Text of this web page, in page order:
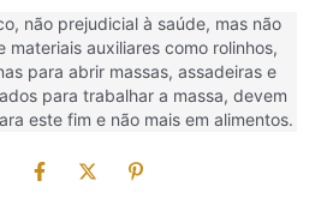
não prejudicial à saúde, mas não
materiais auxiliares como rolinhos,
para abrir massas, assadeiras e
para trabalhar a massa, devem
este fim e não mais em alimentos.